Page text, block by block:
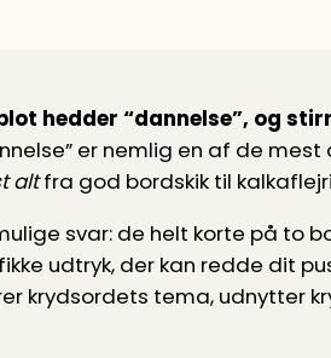
hedder “dannelse”, og
er nemlig en af de
altfra god bordskik til
svar: de helt korte på to
udtryk, der kan redde dit
krydsordets tema, udnytter